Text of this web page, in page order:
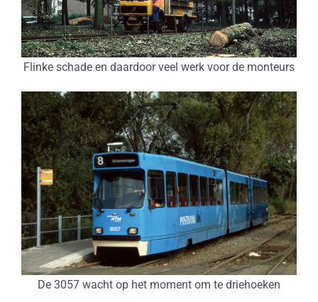
Flinke schade en daardoor veel werk voor de monteurs
De 3057 wacht op het moment om te driehoeken